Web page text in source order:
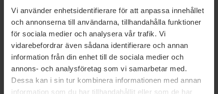
Vi använder enhetsidentifierare för att anpassa innehållet
och annonserna till användarna, tillhandahålla funktioner
för sociala medier och analysera vår trafik. Vi
vidarebefordrar även sådana identifierare och annan
information från din enhet till de sociala medier och
annons- och analysföretag som vi samarbetar med.
Dessa kan i sin tur kombinera informationen med annan
information som du har tillhandahållit eller som de har
19 kr
Garant Tonfisk i Vatten 170g
26 kr
Garant Pinjenötter 50g